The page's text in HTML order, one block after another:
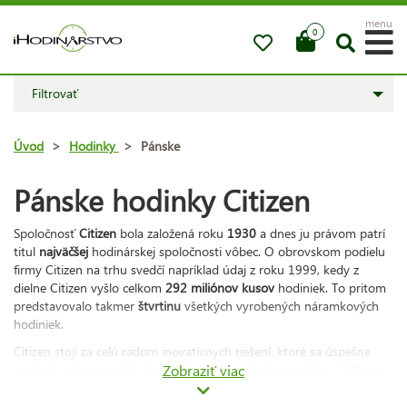
0
menu
Filtrovať
Úvod > Hodinky > Pánske
Pánske hodinky Citizen
SpoločnosťCitizen bola založená roku 1930 a dnes ju právom patrí
titul najväčšej hodinárskej spoločnosti vôbec. O obrovskom podielu
firmy Citizen na trhu svedčí napríklad údaj z roku 1999, kedy z
dielne Citizen vyšlo celkom 292 miliónov kusovhodiniek. To pritom
predstavovalo takmer štvrtinu všetkých vyrobených náramkových
hodiniek.
Citizen stojí za celú radom inovatívnych riešení, ktoré sa úspešne
podarilo integrovať do drobných hodinárskych strojčekov. Celkom
patentovaná technológia Eco-Drive®
Zobraziť viac